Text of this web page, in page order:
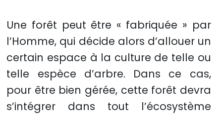
Une forêt peut être « fabriquée » par
l’Homme, qui décide alors d’allouer un
certain espace à la culture de telle ou
telle espèce d’arbre. Dans ce cas,
pour être bien gérée, cette forêt devra
s’intégrer dans tout l’écosystème